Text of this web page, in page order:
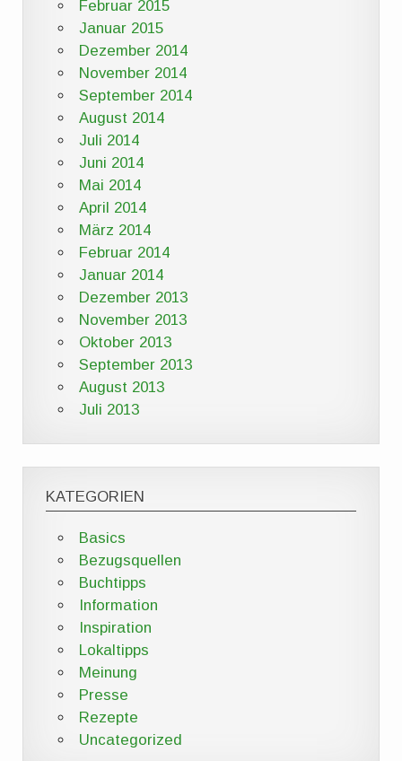
Februar 2015
Januar 2015
Dezember 2014
November 2014
September 2014
August 2014
Juli 2014
Juni 2014
Mai 2014
April 2014
März 2014
Februar 2014
Januar 2014
Dezember 2013
November 2013
Oktober 2013
September 2013
August 2013
Juli 2013
KATEGORIEN
Basics
Bezugsquellen
Buchtipps
Information
Inspiration
Lokaltipps
Meinung
Presse
Rezepte
Uncategorized